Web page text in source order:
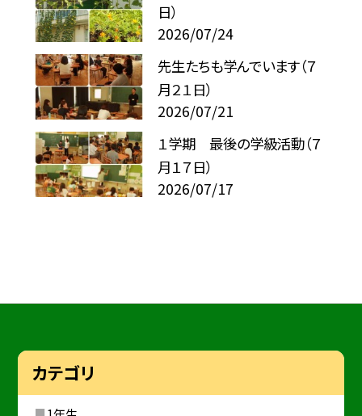
日）
2026/07/24
先生たちも学んでいます（７
月２１日）
2026/07/21
１学期 最後の学級活動（７
月１７日）
2026/07/17
カテゴリ